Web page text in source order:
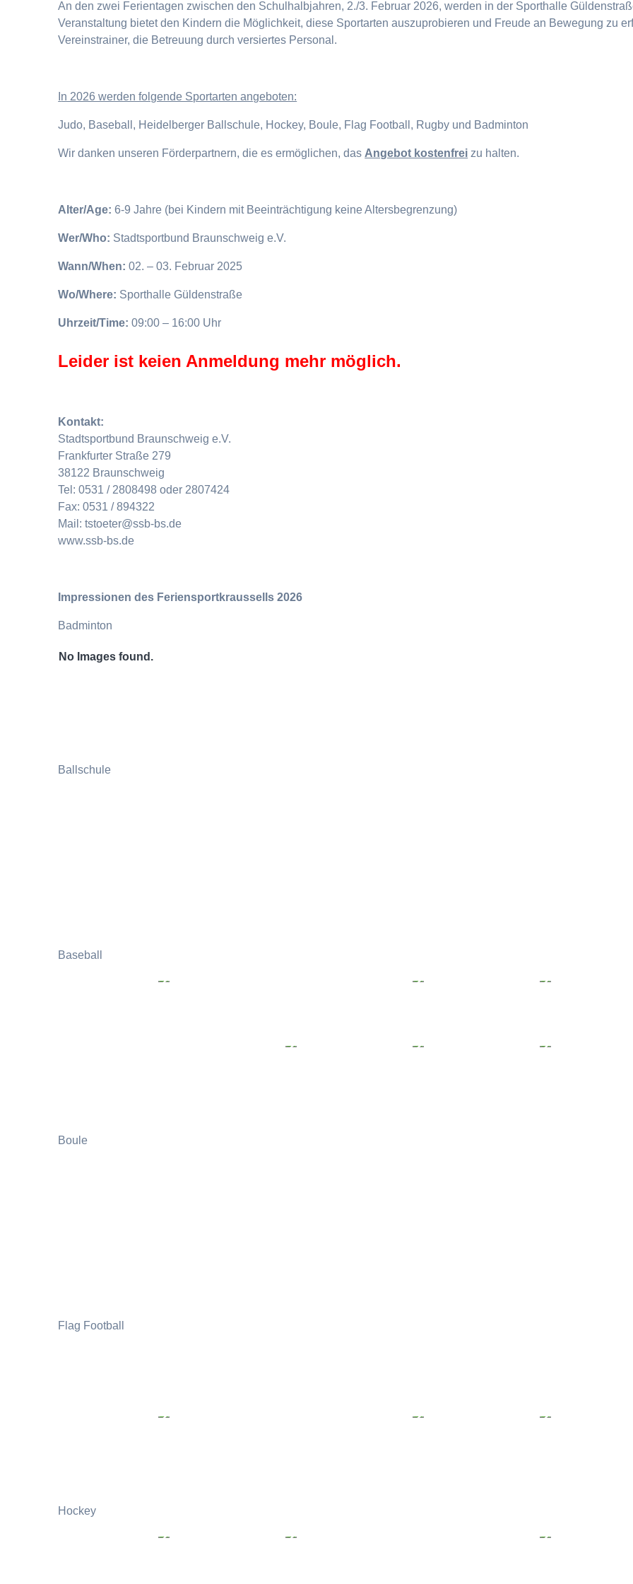
An den zwei Ferientagen zwischen den Schulhalbjahren, 2./3. Februar 2026, werden in der Sporthalle
Veranstaltung bietet den Kindern die Möglichkeit, diese Sportarten auszuprobieren und Freude an Bewegung zu
Vereinstrainer, die Betreuung durch versiertes Personal.
n 2026 werden folgende Sportarten angeboten:
Judo, Baseball, Heidelberger Ballschule, Hockey, Boule, Flag Football, Rugby und Badminton
Wir danken unseren Förderpartnern, die es ermöglichen, das Angebot kostenfrei zu halten.
Alter/Age:6-9 Jahre (bei Kindern mit Beeinträchtigung keine Altersbegrenzung)
Wer/Who: Stadtsportbund Braunschweig e.V.
Wann/When:02. – 03. Februar 2025
Wo/Where: Sporthalle Güldenstraße
Uhrzeit/Time:09:00 – 16:00 Uhr
Leider ist keien Anmeldung mehr möglich.
Kontakt:
Stadtsportbund Braunschweig e.V.
Frankfurter Straße 279
38122 Braunschweig
Tel: 0531 / 2808498 oder 2807424
Fax: 0531 / 894322
Mail: tstoeter@ssb-bs.de
www.ssb-bs.de
Impressionen des Feriensportkraussells 2026
Badminton
No Images found.
Ballschule
Baseball
Boule
Flag Football
Hockey